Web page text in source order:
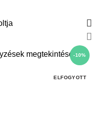
-10%
ELFOGYOTT
megtekintéséhez.